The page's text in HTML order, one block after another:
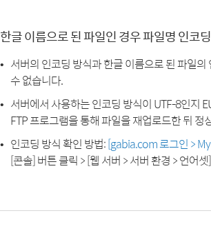
한글 이름으로 된 파일인 경우 파일명 인코
서버의 인코딩 방식과 한글 이름으로 된 파일
수 없습니다.
서버에서 사용하는 인코딩 방식이 UTF-8인지
FTP 프로그램을 통해 파일을 재업로드한 뒤
인코딩 방식 확인 방법:[gabia.com 로그인 >
[콘솔] 버튼 클릭 > [웹 서버 > 서버 환경 > 언어